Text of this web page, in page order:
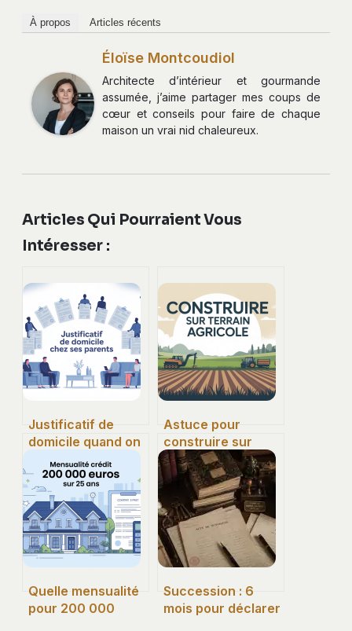
À propos Articles récents
Éloïse Montcoudiol
Architecte d’intérieur et gourmande
assumée, j’aime partager mes coups de
cœur et conseils pour faire de chaque
maison un vrai nid chaleureux.
Articles Qui Pourraient Vous
Intéresser :
Justificatif de
domicile quand on
habite chez ses
parents : solutions
simples et
acceptées
Astuce pour
construire sur
terrain agricole
sans enfreindre la
loi
Quelle mensualité
pour 200 000
Succession : 6
mois pour déclarer